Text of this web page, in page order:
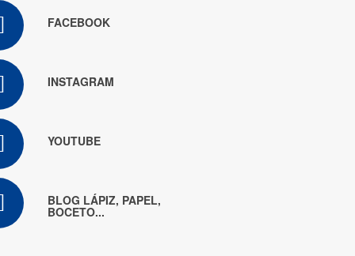
FACEBOOK
INSTAGRAM
YOUTUBE
BLOG LÁPIZ, PAPEL,
BOCETO...